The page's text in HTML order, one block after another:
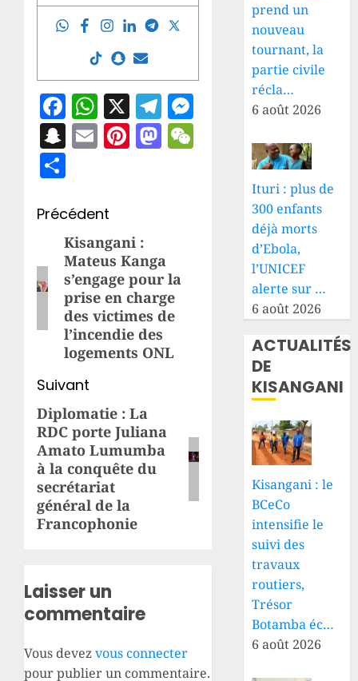
Facebook
WhatsApp
X Telegram
Messenger
Snapchat
EmailPinterest
Mastodon
WeChat
Navigation
d’article
Précédent
Article
précédent:
Kisangani :
Mateus Kanga
s’engage pour la
prise en charge
des victimes de
l’incendie des
logements ONL
Suivant
Article
suivant:
Diplomatie : La
RDC porte Juliana
Amato Lumumba
à la conquête du
secrétariat
général de la
Francophonie
Laisser un
commentaire
Vous devezvous connecter
pour publier un commentaire.
prend un
nouveau
tournant, la
partie civile
récla…
6 août 2026
Ituri : plus de
300 enfants
déjà morts
d’Ebola,
l’UNICEF
alerte sur …
6 août 2026
ACTUALITÉS
DE
KISANGANI
Kisangani : le
BCeCo
intensifie le
suivi des
travaux
routiers,
Trésor
Botamba éc…
6 août 2026